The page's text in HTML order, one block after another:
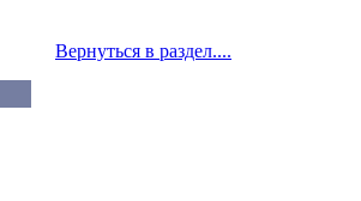
Вернуться в раздел....